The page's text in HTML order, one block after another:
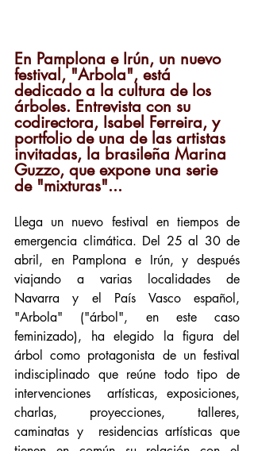
En Pamplona e Irún, un nuevo
festival, "Arbola", está
dedicado a la cultura de los
árboles. Entrevista con su
codirectora, Isabel Ferreira, y
portfolio de una de las artistas
invitadas, la brasileña Marina
Guzzo, que expone una serie
de "mixturas"...
Llega un nuevo festival en tiempos de
emergencia climática. Del 25 al 30 de
abril, en Pamplona e Irún, y después
viajando a varias localidades de
Navarra y el País Vasco español,
"Arbola" ("árbol", en este caso
feminizado), ha elegido la figura del
árbol como protagonista de un festival
indisciplinado que reúne todo tipo de
intervenciones  artísticas, exposiciones,
charlas, proyecciones, talleres,
caminatas y  residencias artísticas que